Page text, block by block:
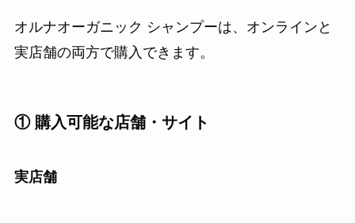
オルナオーガニック シャンプーは、オンラインと
実店舗の両方で購入できます。
① 購入可能な店舗・サイト
実店舗